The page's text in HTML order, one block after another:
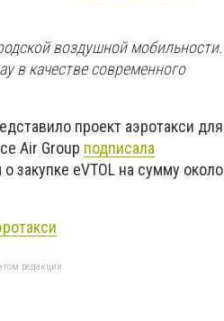
воздушной мобильности.
в качестве современного
проект аэротакси для
Air Group подписала
закупке eVTOL на сумму около
редакции